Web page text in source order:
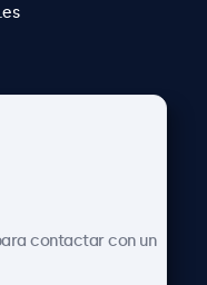
contactar con un